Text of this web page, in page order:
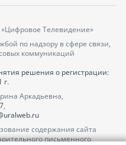
Телевидение»
по надзору в сфере связи,
коммуникаций
решения о регистрации:
г.
Аркадьевна,
,
содержания сайта
письменного